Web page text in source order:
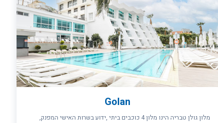
Golan
מלון גולן טבריה הינו מלון 4 כוכבים ביתי ,ידוע בשרות האישי המפנק,